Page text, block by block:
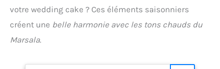
votre wedding cake ? Ces éléments saisonniers
créent une belle harmonie avec les tons chauds du
Marsala.